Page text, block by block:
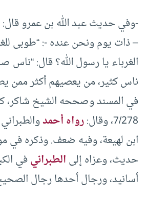
-وفي حديث عبد الله بن عمرو قال:
– ذات يوم ونحن عنده -: “طوبى
الغرباء يا رسول الله؟ قال: “ناس
ناس كثير، من يعصيهم أكثر ممن
في المسند وصححه الشيخ شاكر،
7/278، وقال:
رواه أحمد
ابن لهيعة، وفيه ضعف. وذكره في
حديث، وعزاه إلىالطبرانيفي
أسانيد، ورجال أحدها رجال الصحيح 10/